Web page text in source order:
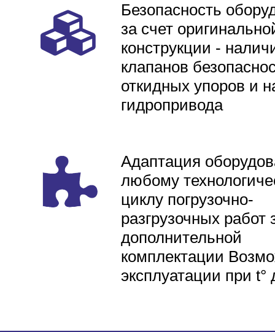
Безопасность
за счет
конструкции -
клапанов
откидных упоров и
гидропривода
Адаптация
любому
циклу погрузочно-
разгрузочных работ
дополнительной
комплектации
эксплуатации при t°